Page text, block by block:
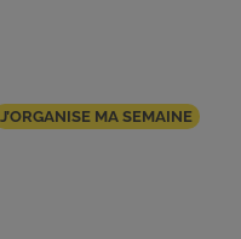
J’ORGANISE MA SEMAINE